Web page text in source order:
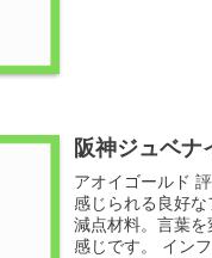
阪神ジュベナ
アオイゴールド
感じられる良好
減点材料。言葉
感じです。 イン